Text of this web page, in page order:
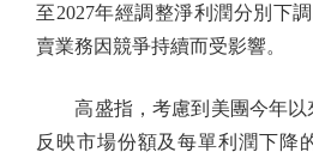
至2027年經調整淨利潤分別下
賣業務因競爭持續而受影響。
高盛指，考慮到美團今年以
反映市場份額及每單利潤下降